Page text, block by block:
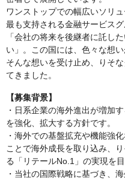
ワンストップでの幅広いソリ
最も支持される金融サービス
「会社の将来を後継者に託し
い」。この国には、色々な想い
そんな想いを受け止め、りそ
てきました。
【募集背景】
・日系企業の海外進出が増加
を強化、拡大する方針です。
・海外での基盤拡充や機能強
ことで海外成長を取り込み、
る「リテールNo.1」の実現を目
・当社の国際戦略に基づき、